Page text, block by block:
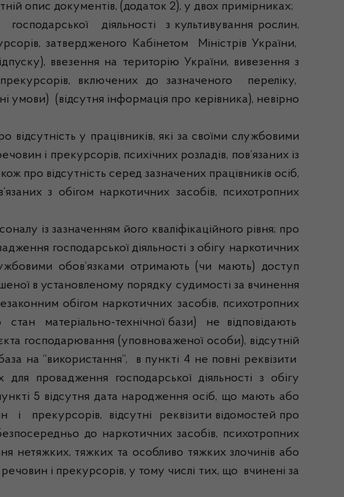
опис документів, (додаток 2), у двох примірниках;
діяльності з культивування рослин,
затвердженого Кабінетом Міністрів України,
ввезення на територію України, вивезення з
включених до зазначеного переліку,
(відсутня інформація про керівника), невірно
у працівників, які за своїми службовими
і прекурсорів, психічних розладів, пов’язаних із
відсутність серед зазначених працівників осіб,
з обігом наркотичних засобів, психотропних
із зазначенням його кваліфікаційного рівня; про
господарської діяльності з обігу наркотичних
обов’язками отримають (чи мають) доступ
в установленому порядку судимості за вчинення
обігом наркотичних засобів, психотропних
матеріально-технічної бази) не відповідають
господарювання (уповноваженої особи), відсутній
на “використання”, в пункті 4 не повні реквізити
для провадження господарської діяльності з обігу
5 відсутня дата народження осіб, що мають або
і прекурсорів, відсутні реквізити відомостей про
до наркотичних засобів, психотропних
нетяжких, тяжких та особливо тяжких злочинів або
і прекурсорів, у тому числі тих, що вчинені за